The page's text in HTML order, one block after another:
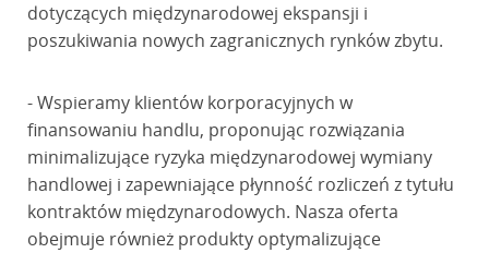
dotyczących międzynarodowej ekspansji i
poszukiwania nowych zagranicznych rynków zbytu.
- Wspieramy klientów korporacyjnych w
finansowaniu handlu, proponując rozwiązania
minimalizujące ryzyka międzynarodowej wymiany
handlowej i zapewniające płynność rozliczeń z tytułu
kontraktów międzynarodowych. Nasza oferta
obejmuje również produkty optymalizujące